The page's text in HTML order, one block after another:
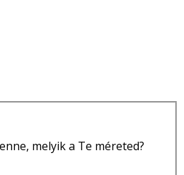
melyik a Te méreted?